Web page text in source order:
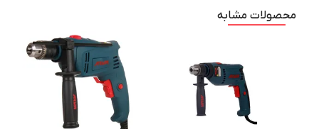
محصولات مشابه